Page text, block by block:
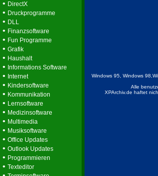
• DirectX
• Druckprogramme
• DLL
• Finanzsoftware
• Fun Programme
• Grafik
• Haushalt
• Informations Software
• Internet
• Kindersoftware
• Kommunikation
• Lernsoftware
• Medizinsoftware
• Multimedia
• Musiksoftware
• Office Updates
• Outlook Updates
• Programmieren
• Texteditor
Windows 95, Windows
Alle
XPArchiv.de haftet